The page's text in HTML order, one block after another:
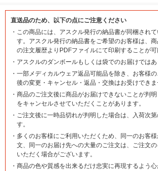
直送品のため、以下の点にご注意ください
・ この商品には、アスクル発行の納品書が同梱され
す。アスクル発行の納品書をご希望のお客様は、
の注文履歴よりPDFファイルにて印刷することが可
・ アスクルのダンボールもしくは袋でのお届けではあ
・ 一部メディカルウェア返品可能品を除き、お客様
後の変更・キャンセル・返品・交換はお受けできま
・ 商品のご注文後に商品がお届けできないことが判
をキャンセルさせていただくことがあります。
・ ご注文後に一時品切れが判明した場合は、入荷次
す。
・ 多くのお客様にご利用いただくため、同一のお客
文、同一のお届け先への大量のご注文は、ご注文
いただく場合がございます。
・ 商品の色や質感を出来るだけ忠実に再現するよう